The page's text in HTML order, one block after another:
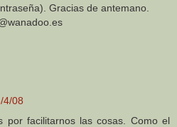
Gracias de antemano.
4/08
por facilitarnos las cosas. Como el